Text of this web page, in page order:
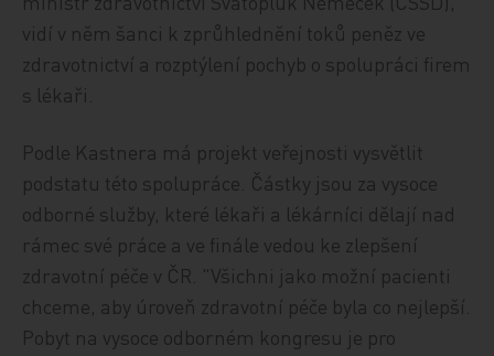
vidí v něm šanci k zprůhlednění toků peněz ve
zdravotnictví a rozptýlení pochyb o spolupráci firem
s lékaři.
Podle Kastnera má projekt veřejnosti vysvětlit
podstatu této spolupráce. Částky jsou za vysoce
odborné služby, které lékaři a lékárníci dělají nad
rámec své práce a ve finále vedou ke zlepšení
zdravotní péče v ČR. "Všichni jako možní pacienti
chceme, aby úroveň zdravotní péče byla co nejlepší.
Pobyt na vysoce odborném kongresu je pro